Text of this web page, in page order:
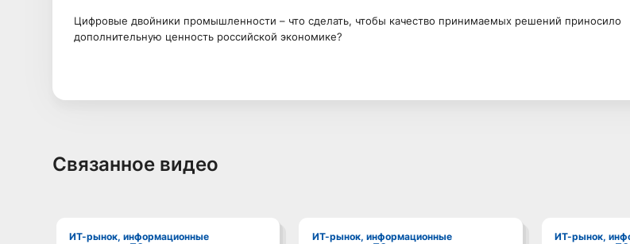
Цифровые двойники промышленности – что сделать, чтобы качество принимаемых решений приносило
дополнительную ценность российской экономике?
Связанное видео
ИТ-рынок, информационные
ИТ-рынок, информационные
ИТ-рынок, информационные